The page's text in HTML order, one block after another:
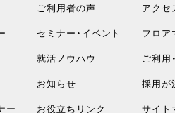
ー
ご利用者の声
セミナー・イベント
就活ノウハウ
お知らせ
お役立ちリンク
アクセ
フロア
ご利用
採用が
サイト